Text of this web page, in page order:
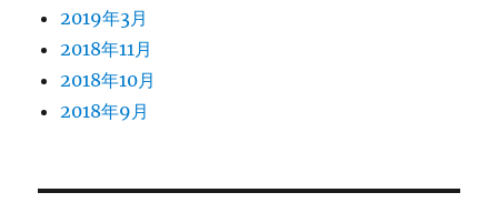
2019年3月
2018年11月
2018年10月
2018年9月